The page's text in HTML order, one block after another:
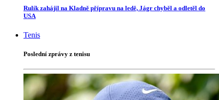
Rulík zahájil na Kladně přípravu na ledě, Jágr chyběl a odletěl do
USA
Tenis
Poslední zprávy z tenisu